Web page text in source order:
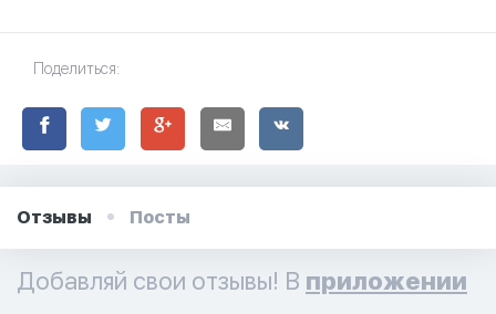
Поделиться:
Отзывы Посты
Добавляй свои отзывы! В приложении